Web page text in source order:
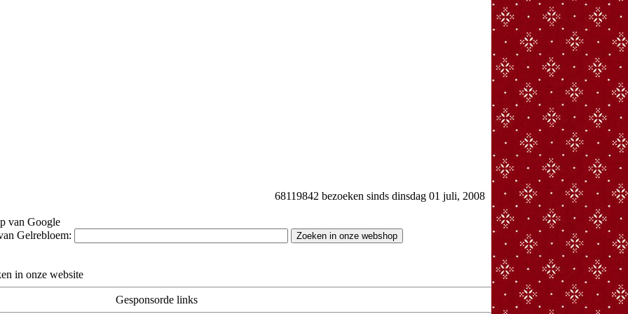
68119842 bezoeken sinds dinsdag 01 juli, 2008
van Google
Gelrebloem:
in onze website
Gesponsorde links